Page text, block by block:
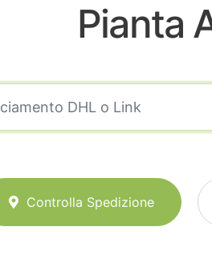
Pianta
Controlla Spedizione